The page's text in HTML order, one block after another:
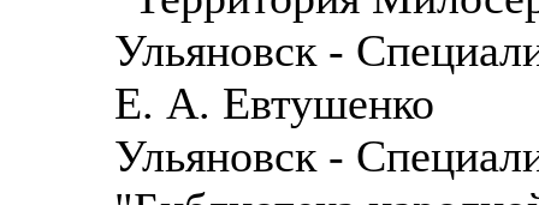
Ульяновск -
Е. А. Евтушенко
Ульяновск -